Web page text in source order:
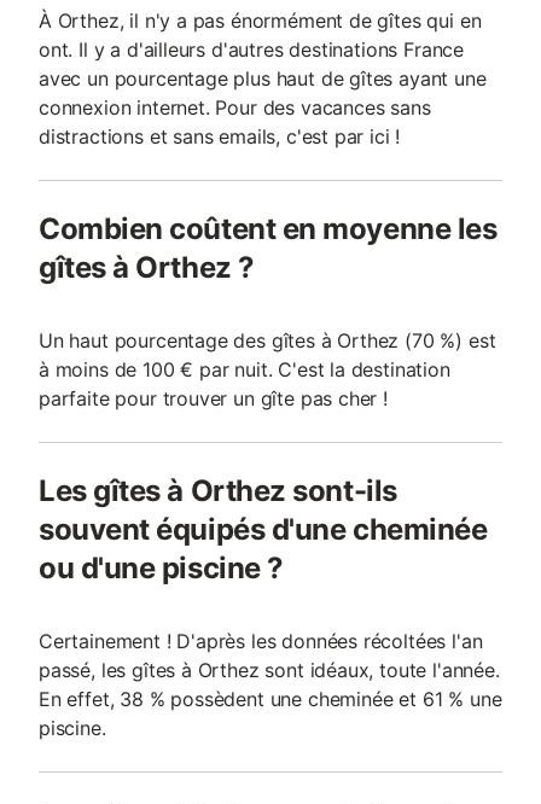
À Orthez, il n'y a pas énormément de gîtes qui en
ont. Il y a d'ailleurs d'autres destinations France
avec un pourcentage plus haut de gîtes ayant une
connexion internet. Pour des vacances sans
distractions et sans emails, c'est par ici !
Combien coûtent en moyenne les
gîtes à Orthez ?
Un haut pourcentage des gîtes à Orthez (70 %) est
à moins de 100 € par nuit. C'est la destination
parfaite pour trouver un gîte pas cher !
Les gîtes à Orthez sont-ils
souvent équipés d'une cheminée
ou d'une piscine ?
Certainement ! D'après les données récoltées l'an
passé, les gîtes à Orthez sont idéaux, toute l'année.
En effet, 38 % possèdent une cheminée et 61 % une
piscine.